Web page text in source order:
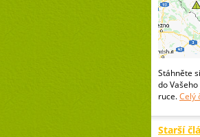
Stáhněte
do
ruce.Celý
Starší